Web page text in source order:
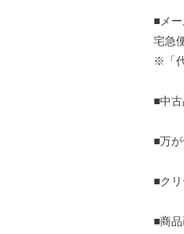
■メー
宅急
※「
■中
■万が
■クリ
■商